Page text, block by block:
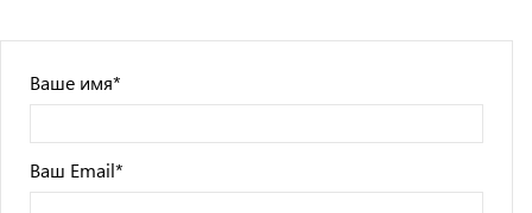
Ваше имя*
Ваш Email*